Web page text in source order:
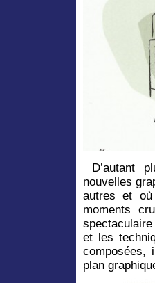
D’autant
nouvelles
autres et où
moments
et les
composées,
plan